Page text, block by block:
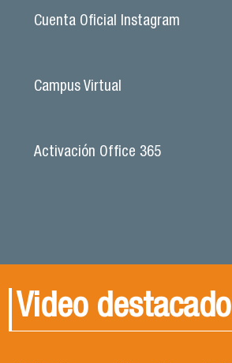
Cuenta Oficial Instagram
Campus Virtual
Activación Office 365
Video destacado